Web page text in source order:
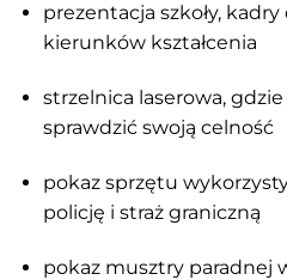
prezentacja szkoły,
kierunków kształcenia
strzelnica laserowa,
sprawdzić swoją celność
pokaz sprzętu
policję i straż graniczną
pokaz musztry paradnej